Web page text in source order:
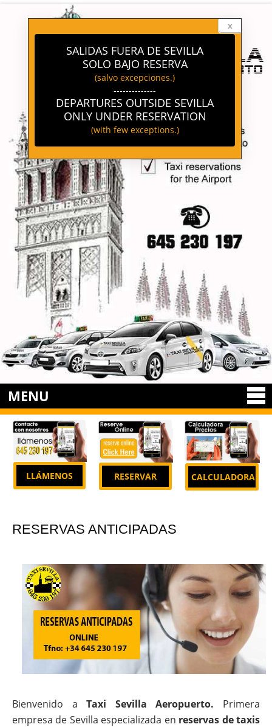
MENU
LLÁMENOS RESERVAR CALCULADORA
RESERVAS ANTICIPADAS
Bienvenido aTaxi Sevilla Aeropuerto. Primera
empresa de Sevilla especializada en reservas de taxis
x
SALIDAS FUERA DE SEVILLA
SOLO BAJO RESERVA
(salvo excepciones.)
--------------
DEPARTURES OUTSIDE SEVILLA
ONLY UNDER RESERVATION
(with few exceptions.)